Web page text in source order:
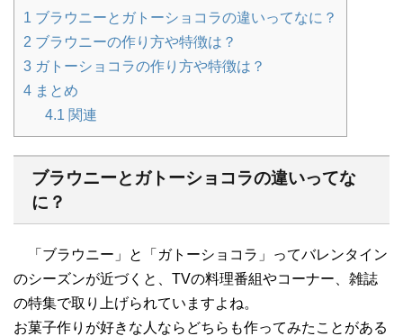
1 ブラウニーとガトーショコラの違いってなに？
2 ブラウニーの作り方や特徴は？
3 ガトーショコラの作り方や特徴は？
4 まとめ
4.1 関連
ブラウニーとガトーショコラの違いってな
に？
「ブラウニー」と「ガトーショコラ」ってバレンタイン
のシーズンが近づくと、TVの料理番組やコーナー、雑誌
の特集で取り上げられていますよね。
お菓子作りが好きな人ならどちらも作ってみたことがある